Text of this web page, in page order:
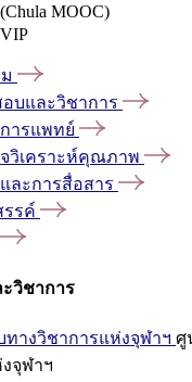
MOOC)
บและวิชาการ
ารแพทย์
วิเคราะห์คุณภาพ
ละการสื่อสาร
รค์
วิชาการ
างวิชาการแห่งจุฬาฯ ศู
จุฬาฯ